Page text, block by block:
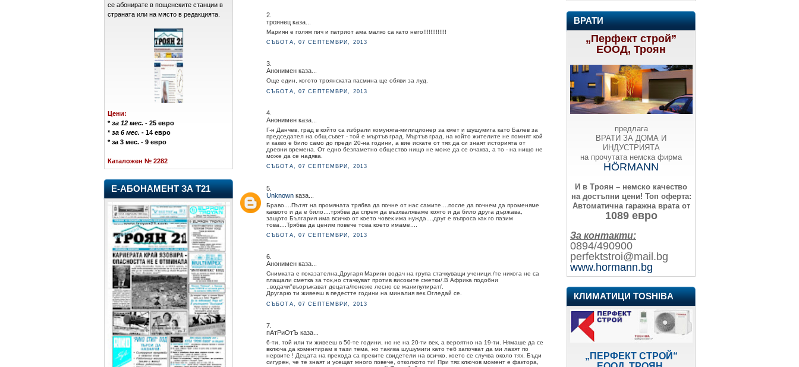
се абонирате в пощенските станции в
страната или на място в редакцията.
Цени:
*за 12 мес. - 25 евро
*за 6 мес. - 14 евро
* за 3 мес. - 9 евро
Каталожен № 2282
Е-АБОНАМЕНТ ЗА Т21
2.
троянец каза...
Мариян е голям пич и патриот ама малко са като него!!!!!!!!!!!!!
СЪБОТА, 07 СЕПТЕМВРИ, 2013
3.
Анонимен каза...
Още един, когото троянската пасмина ще обяви за луд.
СЪБОТА, 07 СЕПТЕМВРИ, 2013
4.
Анонимен каза...
Г-н Данчев, град в който са избрали комуняга-милиционер за кмет и шушумига като Балев за
председател на общ.съвет - той е мъртъв град. Мъртъв град, на който жителите не помнят кой
и какво е било само до преди 20-на години, а вие искате от тях да си знаят историята от
древни времена. От едно безпаметно общество нищо не може да се очаква, а то - на нищо не
може да се надява.
СЪБОТА, 07 СЕПТЕМВРИ, 2013
5.
Unknown каза...
Браво....Пътят на промяната трябва да почне от нас самите....после да почнем да променяме
каквото и да е било....трябва да спрем да възхваляваме която и да било друга държава,
защото България има всичко от което човек има нужда....друг е въпроса как го пазим
това....Трябва да ценим повече това което имаме....
СЪБОТА, 07 СЕПТЕМВРИ, 2013
6.
Анонимен каза...
Снимката е показателна.Другаря Мариян водач на група стачкуващи ученици./те никога не са
плащали сметка за ток,но стачкуват против високите сметки/.В Африка подобни
,,водачи"въоръжават децата/понеже лесно се манипулират/.
Другарю ти живееш в педестте години на миналия век.Огледай се.
СЪБОТА, 07 СЕПТЕМВРИ, 2013
7.
пАтРиОтЪ каза...
6-ти, той или ти живееш в 50-те години, но не на 20-ти век, а вероятно на 19-ти. Нямаше да се
включа да коментирам в тази тема, но такива шушумиги като теб започват да ми лазят по
нервите ! Децата на прехода са преките свидетели на всичко, което се случва около тях. Бъди
сигурен, че те знаят и усещат много повече, отколкото ти! При тях ключов момент е фактора,
ВРАТИ
„Перфект строй”
ЕООД, Троян
предлага
ВРАТИ ЗА ДОМА И
ИНДУСТРИЯТА
на прочутата немска фирма
HÖRMANN
И в Троян – немско качество
на достъпни цени! Топ оферта:
Автоматична гаражна врата от
1089 евро
За контакти:
0894/490900
perfektstroi@mail.bg
www.hormann.bg
КЛИМАТИЦИ TOSHIBA
„ПЕРФЕКТ СТРОЙ“